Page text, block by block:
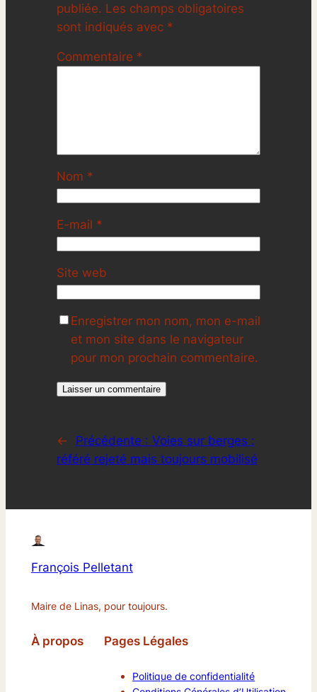
publiée. Les champs obligatoires
sont indiqués avec *
Commentaire *
Nom *
E-mail *
Site web
Enregistrer mon nom, mon e-mail
et mon site dans le navigateur
pour mon prochain commentaire.
← Précédente : Voies sur berges :
référé rejeté mais toujours mobilisé
François Pelletant
Maire de Linas, pour toujours.
À propos Pages Légales
Politique de confidentialité